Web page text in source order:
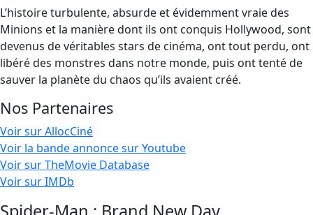
L’histoire turbulente, absurde et évidemment vraie des
Minions et la manière dont ils ont conquis Hollywood, sont
devenus de véritables stars de cinéma, ont tout perdu, ont
libéré des monstres dans notre monde, puis ont tenté de
sauver la planète du chaos qu’ils avaient créé.
Nos Partenaires
Voir sur AllocCiné
Voir la bande annonce sur Youtube
Voir sur TheMovie Database
Voir sur IMDb